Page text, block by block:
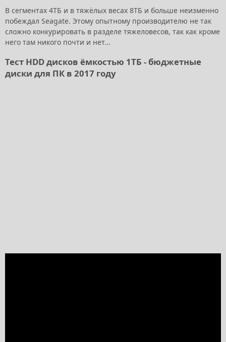
В сегментах 4ТБ и в тяжёлых весах 8ТБ и больше неизменно
побеждал Seagate. Этому опытному производителю не так
сложно конкурировать в разделе тяжеловесов, так как кроме
него там никого почти и нет...
Тест HDD дисков ёмкостью 1ТБ - бюджетные
диски для ПК в 2017 году